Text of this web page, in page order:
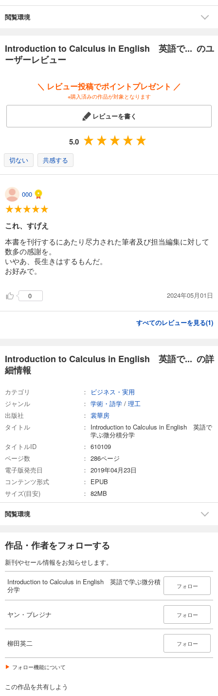
参照できるようになっている。将来、研究者になること、あるいは海外
関数に対する“高校”の微分積分の復習に加え、多変数の微分積分をすぐに
使えるようになることに焦点を合わせた。つまり、多変数関数を微分し
える。つまり、極限、微分、積分とは“本当は”どのようなものであるかを
閲覧環境
Introduction to Calculus in English 英語で... のユ
ーザーレビュー
＼ レビュー投稿でポイントプレゼント ／
※購入済みの作品が対象となります
レビューを書く
5.0
切ない 共感する
000
これ、すげえ
本書を刊行するにあたり尽力された筆者及び担当編集に対して
数多の感謝を。
いやあ、長生きはするもんだ。
お好みで。
0 2024年05月01日
すべてのレビューを見る(1)
Introduction to Calculus in English 英語で... の詳
細情報
カテゴリ
ビジネス・実用
ジャンル
学術・語学 / 理工
出版社
裳華房
タイトル
Introduction to Calculus in English 英語で
学ぶ微分積分学
タイトルID
610109
ページ数
286ページ
電子版発売日
2019年04月23日
コンテンツ形式
EPUB
サイズ(目安)
82MB
閲覧環境
作品・作者をフォローする
新刊やセール情報をお知らせします。
Introduction to Calculus in English 英語で学ぶ微分積
分学
フォロー
ヤン・ブレジナ フォロー
柳田英二 フォロー
フォロー機能について
この作品を共有しよう